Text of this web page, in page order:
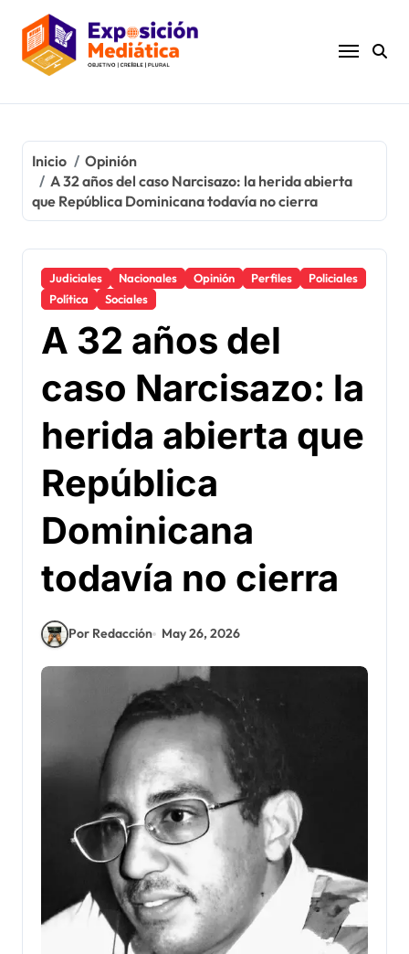
contenido
Inicio
Opinión
A 32 años del caso Narcisazo: la herida abierta
que República Dominicana todavía no cierra
Judiciales Nacionales Opinión Perfiles
Policiales
Política
Sociales
A 32 años del
caso Narcisazo: la
herida abierta que
República
Dominicana
todavía no cierra
Por Redacción May 26, 2026